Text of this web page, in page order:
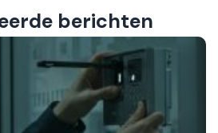
berichten